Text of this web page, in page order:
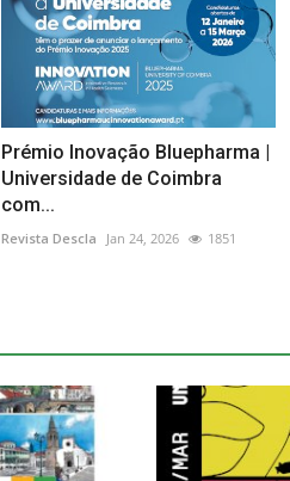
Prémio Inovação Bluepharma |
Universidade de Coimbra
com...
Revista Descla Jan 24, 2026 1851